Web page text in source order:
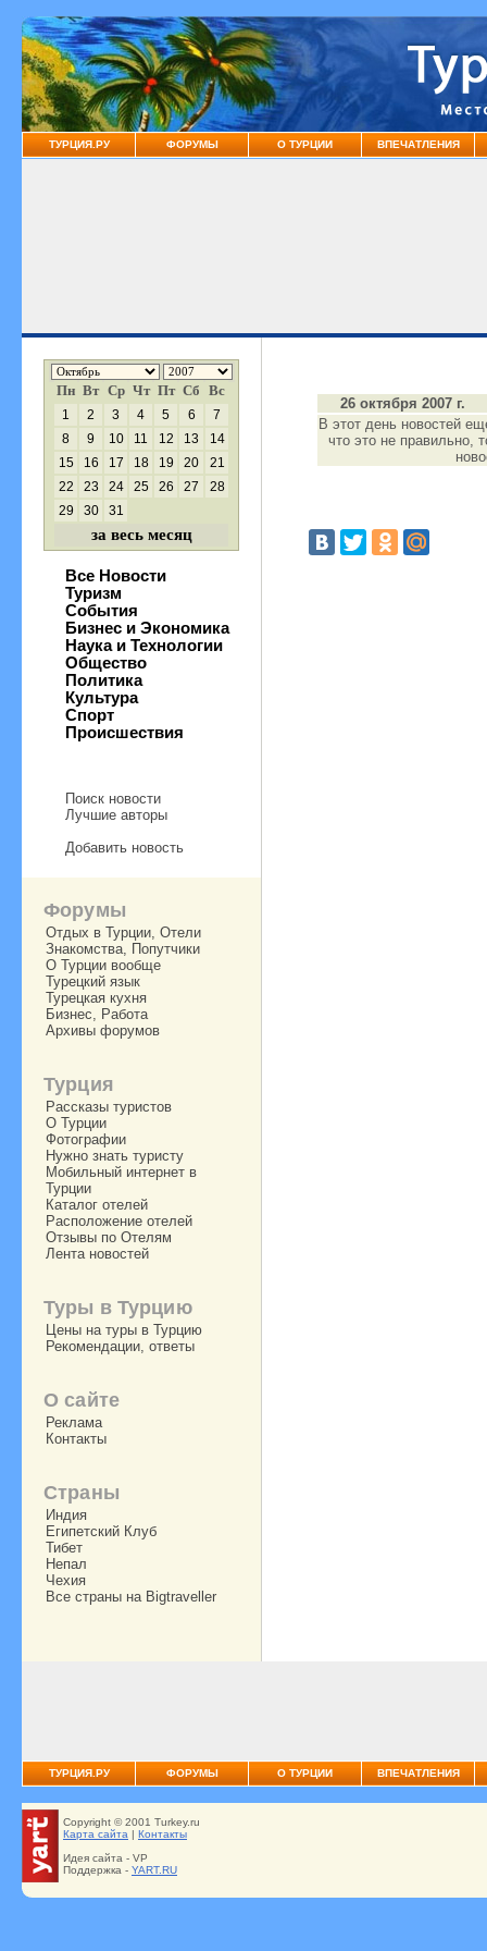
ТУРЦИЯ.РУ ФОРУМЫ О ТУРЦИИ ВПЕЧАТЛЕНИЯ
Пн Вт Ср Чт Пт Сб Вс
1 2 3 4 5 6
7
8
9 10 11 12 13
14
15
16 17 18 19 20
21
22
23 24 25 26 27
28
29
30 31
за весь месяц
Все Новости
Туризм
События
Бизнес и Экономика
Наука и Технологии
Общество
Политика
Культура
Спорт
Происшествия
Поиск новости
Лучшие авторы
Добавить новость
26 октября 2007 г.
В этот день новостей
что это не правильно,
Форумы
Отдых в Турции, Отели
Знакомства, Попутчики
О Турции вообще
Турецкий язык
Турецкая кухня
Бизнес, Работа
Архивы форумов
Турция
Рассказы туристов
О Турции
Фотографии
Нужно знать туристу
Мобильный интернет в
Турции
Каталог отелей
Расположение отелей
Отзывы по Отелям
Лента новостей
Туры в Турцию
Цены на туры в Турцию
Рекомендации, ответы
О сайте
Реклама
Контакты
Страны
Индия
Египетский Клуб
Тибет
Непал
Чехия
Все страны на Bigtraveller
ТУРЦИЯ.РУ ФОРУМЫ О ТУРЦИИ ВПЕЧАТЛЕНИЯ
Copyright © 2001 Turkey.ru
Карта сайта | Контакты
Идея сайта - VP
Поддержка - YART.RU